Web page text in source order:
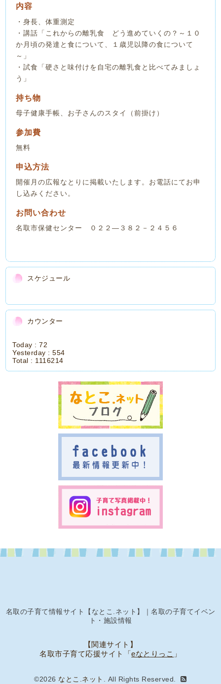
内容
・身長、体重測定
・講話「これからの離乳食 どう進めていくの？～１０
か月頃の発達と食について、１歳児以降の食について
～」
・試食「硬さと味付けを自宅の離乳食と比べてみましょ
う」
持ち物
母子健康手帳、お子さんのスタイ（前掛け）
参加費
無料
申込方法
開催月の広報なとりに掲載いたします。お電話にてお申
し込みください。
お問い合わせ
名取市保健センター ０２２―３８２－２４５６
スケジュール
カウンター
Today :72
Yesterday :554
Total : 1116214
名取の子育て情報サイト【なとこ.ネット】｜名取の子育てイベン
ト・施設情報
【関連サイト】
名取市子育て応援サイト「eなとりっこ 」
©2026 なとこ.ネット . All Rights Reserved.